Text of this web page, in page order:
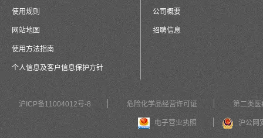
使用规则
网站地图
使用方法指南
个人信息及客户信息保护方针
公司概要
招聘信息
沪ICP备11004012号-8 危险化学品经营许可证 第二类医
电子营业执照 沪公网